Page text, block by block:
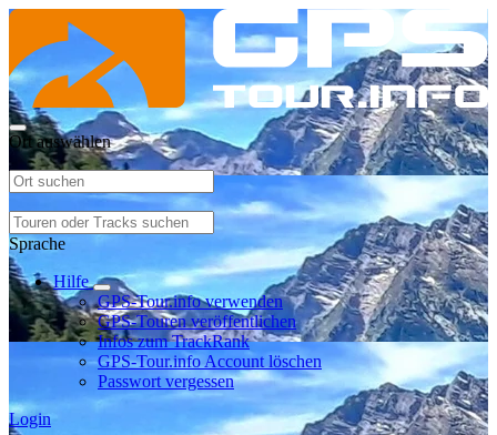
Ort auswählen
Sprache
Hilfe
GPS-Tour.info verwenden
GPS-Touren veröffentlichen
Infos zum TrackRank
GPS-Tour.info Account löschen
Passwort vergessen
Login